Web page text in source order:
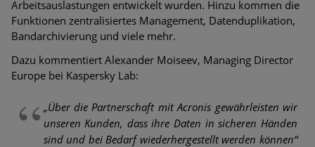
Arbeitsauslastungen entwickelt wurden. Hinzu kommen die
Funktionen zentralisiertes Management, Datenduplikation,
Bandarchivierung und viele mehr.
Dazu kommentiert Alexander Moiseev, Managing Director
Europe bei Kaspersky Lab:
„Über die Partnerschaft mit Acronis gewährleisten wir
unseren Kunden, dass ihre Daten in sicheren Händen
sind und bei Bedarf wiederhergestellt werden können“